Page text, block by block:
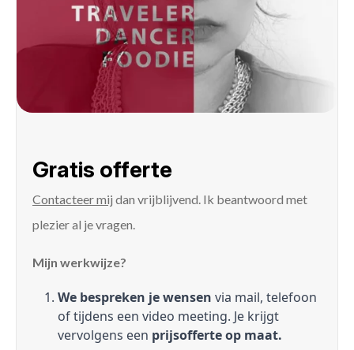
Gratis offerte
Contacteer mij dan vrijblijvend. Ik beantwoord met
plezier al je vragen.
Mijn werkwijze?
We bespreken je wensen via mail, telefoon
of tijdens een video meeting. Je krijgt
vervolgens een prijsofferte op maat.